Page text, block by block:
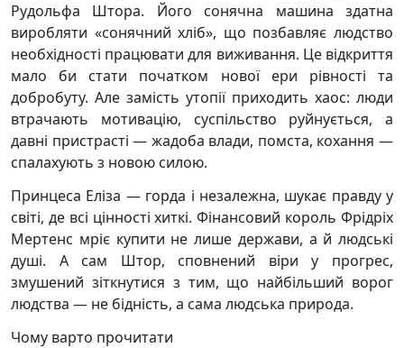
Рудольфа Штора. Його сонячна машина здатна
виробляти «сонячний хліб», що позбавляє людство
необхідності працювати для виживання. Це відкриття
мало би стати початком нової ери рівності та
добробуту. Але замість утопії приходить хаос: люди
втрачають мотивацію, суспільство руйнується, а
давні пристрасті — жадоба влади, помста, кохання —
спалахують з новою силою.
Принцеса Еліза — горда і незалежна, шукає правду у
світі, де всі цінності хиткі. Фінансовий король Фрідріх
Мертенс мріє купити не лише держави, а й людські
душі. А сам Штор, сповнений віри у прогрес,
змушений зіткнутися з тим, що найбільший ворог
людства — не бідність, а сама людська природа.
Чому варто прочитати